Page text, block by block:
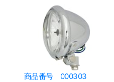
商品番号 000303